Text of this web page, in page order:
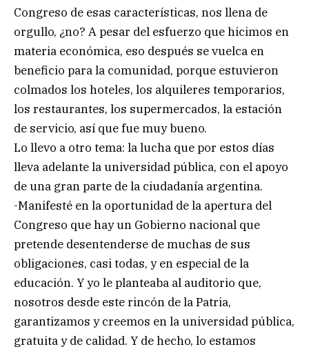
Congreso de esas características, nos llena de
orgullo, ¿no? A pesar del esfuerzo que hicimos en
materia económica, eso después se vuelca en
beneficio para la comunidad, porque estuvieron
colmados los hoteles, los alquileres temporarios,
los restaurantes, los supermercados, la estación
de servicio, así que fue muy bueno.
Lo llevo a otro tema: la lucha que por estos días
lleva adelante la universidad pública, con el apoyo
de una gran parte de la ciudadanía argentina.
-Manifesté en la oportunidad de la apertura del
Congreso que hay un Gobierno nacional que
pretende desentenderse de muchas de sus
obligaciones, casi todas, y en especial de la
educación. Y yo le planteaba al auditorio que,
nosotros desde este rincón de la Patria,
garantizamos y creemos en la universidad pública,
gratuita y de calidad. Y de hecho, lo estamos